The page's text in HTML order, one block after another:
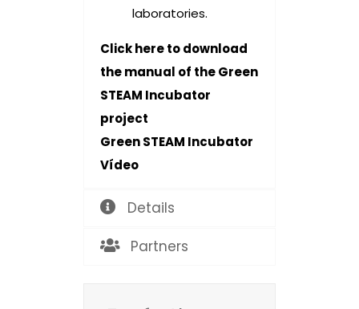
laboratories.
Clickhereto download
the manual of the Green
STEAM Incubator
project
Green STEAM Incubator
Vídeo
Details
Partners